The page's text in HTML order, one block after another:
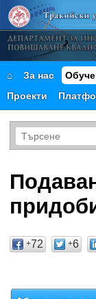
⌂ За нас
Проекти
+72 +6